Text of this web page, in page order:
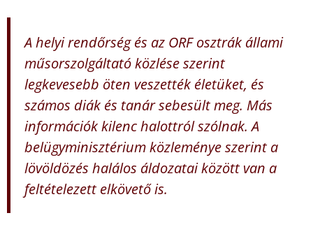
A helyi rendőrség és az ORF osztrák állami
műsorszolgáltató közlése szerint
legkevesebb öten veszették életüket, és
számos diák és tanár sebesült meg. Más
információk kilenc halottról szólnak. A
belügyminisztérium közleménye szerint a
lövöldözés halálos áldozatai között van a
feltételezett elkövető is.